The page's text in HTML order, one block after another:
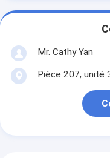
Mr. Cathy Yan
Pièce 207, unité